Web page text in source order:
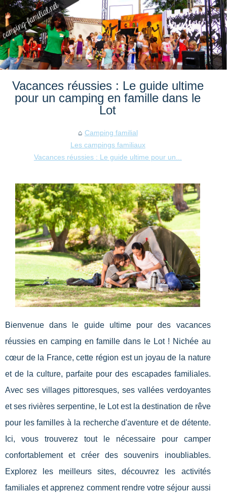
Vacances réussies : Le guide ultime
pour un camping en famille dans le
Lot
Camping familial
Les campings familiaux
Vacances réussies : Le guide ultime pour un...
Bienvenue dans le guide ultime pour des vacances
réussies en camping en famille dans le Lot ! Nichée au
cœur de la France, cette région est un joyau de la nature
et de la culture, parfaite pour des escapades familiales.
Avec ses villages pittoresques, ses vallées verdoyantes
et ses rivières serpentine, le Lot est la destination de rêve
pour les familles à la recherche d'aventure et de détente.
Ici, vous trouverez tout le nécessaire pour camper
confortablement et créer des souvenirs inoubliables.
Explorez les meilleurs sites, découvrez les activités
familiales et apprenez comment rendre votre séjour aussi